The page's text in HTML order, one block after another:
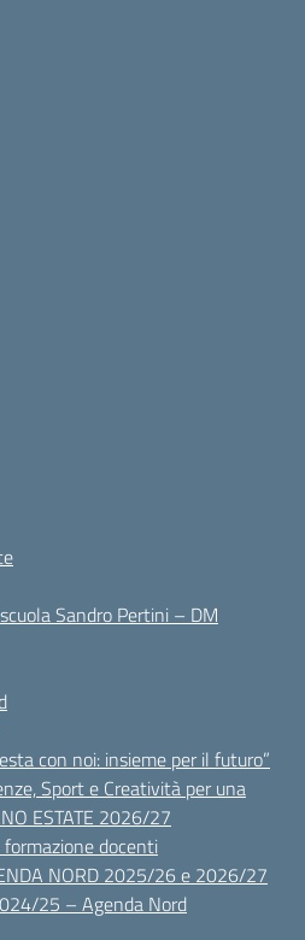
Sandro Pertini – DM
con noi: insieme per il futuro”
Sport e Creatività per una
ESTATE 2026/27
formazione docenti
NORD 2025/26 e 2026/27
25 – Agenda Nord